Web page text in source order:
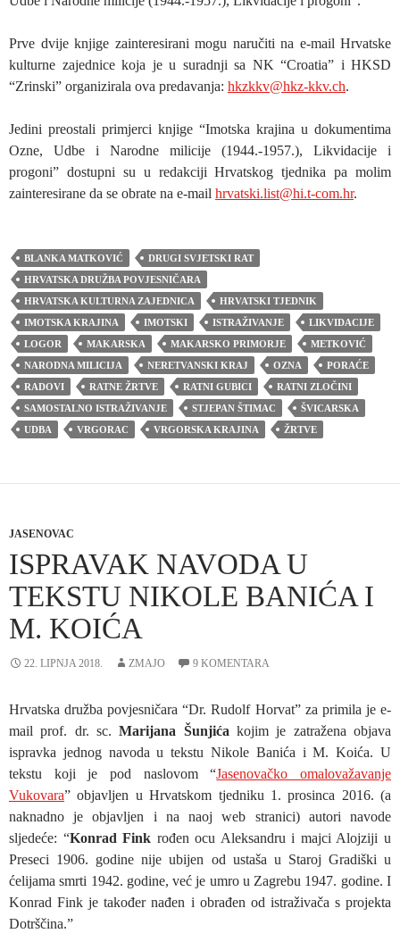
Prve dvije knjige zainteresirani mogu naručiti na e-mail Hrvatske
kulturne zajednice koja je u suradnji sa NK “Croatia” i HKSD
“Zrinski” organizirala ova predavanja: hkzkkv@hkz-kkv.ch.
Jedini preostali primjerci knjige “Imotska krajina u dokumentima
Ozne, Udbe i Narodne milicije (1944.-1957.), Likvidacije i
progoni” dostupni su u redakciji Hrvatskog tjednika pa molim
zainteresirane da se obrate na e-mail hrvatski.list@hi.t-com.hr.
BLANKA MATKOVIĆ
DRUGI SVJETSKI RAT
HRVATSKA DRUŽBA POVJESNIČARA
HRVATSKA KULTURNA ZAJEDNICA
HRVATSKI TJEDNIK
IMOTSKA KRAJINA
IMOTSKI ISTRAŽIVANJE
LIKVIDACIJE
LOGOR
MAKARSKA MAKARSKO PRIMORJE
METKOVIĆ
NARODNA MILICIJA
NERETVANSKI KRAJ OZNA
PORAĆE
RADOVI
RATNE ŽRTVE RATNI GUBICI
RATNI ZLOČINI
SAMOSTALNO ISTRAŽIVANJE
STJEPAN ŠTIMAC
ŠVICARSKA
UDBA
VRGORAC VRGORSKA KRAJINA ŽRTVE
JASENOVAC
ISPRAVAK NAVODA U
TEKSTU NIKOLE BANIĆA I
M. KOIĆA
22. LIPNJA 2018. ZMAJO 9 KOMENTARA
Hrvatska družba povjesničara “Dr. Rudolf Horvat” za primila je e-
mail prof. dr. sc.Marijana Šunjića kojim je zatražena objava
ispravka jednog navoda u tekstu Nikole Banića i M. Koića. U
tekstu koji je pod naslovom “Jasenovačko omalovažavanje
Vukovara” objavljen u Hrvatskom tjedniku 1. prosinca 2016. (a
naknadno je objavljen i na naoj web stranici) autori navode
sljedeće: “Konrad Fink rođen ocu Aleksandru i majci Alojziji u
Preseci 1906. godine nije ubijen od ustaša u Staroj Gradiški u
ćelijama smrti 1942. godine, već je umro u Zagrebu 1947. godine. I
Konrad Fink je također nađen i obrađen od istraživača s projekta
Dotrščina.”